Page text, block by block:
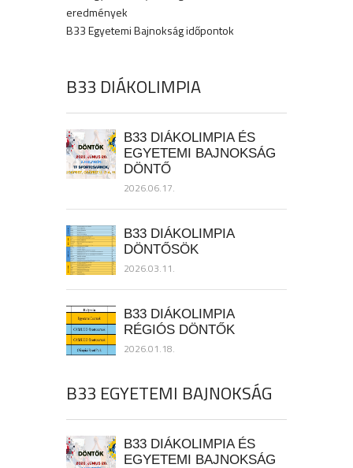
eredmények
B33 Egyetemi Bajnokság időpontok
B33 DIÁKOLIMPIA
B33 DIÁKOLIMPIA ÉS
EGYETEMI BAJNOKSÁG
DÖNTŐ
2026.06.17.
B33 DIÁKOLIMPIA
DÖNTŐSÖK
2026.03.11.
B33 DIÁKOLIMPIA
RÉGIÓS DÖNTŐK
2026.01.18.
B33 EGYETEMI BAJNOKSÁG
B33 DIÁKOLIMPIA ÉS
EGYETEMI BAJNOKSÁG